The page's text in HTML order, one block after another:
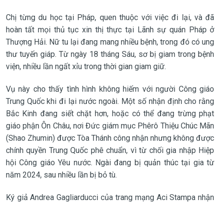
Chị từng du học tại Pháp, quen thuộc với việc đi lại, và đã
hoàn tất mọi thủ tục xin thị thực tại Lãnh sự quán Pháp ở
Thượng Hải. Nữ tu lại đang mang nhiều bệnh, trong đó có ung
thư tuyến giáp. Từ ngày 18 tháng Sáu, sơ bị giam trong bệnh
viện, nhiều lần ngất xỉu trong thời gian giam giữ.
Vụ này cho thấy tình hình không hiếm với người Công giáo
Trung Quốc khi đi lại nước ngoài. Một số nhận định cho rằng
Bắc Kinh đang siết chặt hơn, hoặc có thể đang trừng phạt
giáo phận Ôn Châu, nơi Đức giám mục Phêrô Thiệu Chúc Mãn
(Shao Zhumin) được Tòa Thánh công nhận nhưng không được
chính quyền Trung Quốc phê chuẩn, vì từ chối gia nhập Hiệp
hội Công giáo Yêu nước. Ngài đang bị quản thúc tại gia từ
năm 2024, sau nhiều lần bị bỏ tù.
Ký giả Andrea Gagliarducci của trang mạng Aci Stampa nhận